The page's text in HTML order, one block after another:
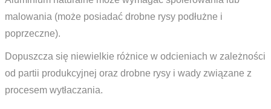
malowania (może posiadać drobne rysy podłużne i
poprzeczne).
Dopuszcza się niewielkie różnice w odcieniach w zależności
od partii produkcyjnej oraz drobne rysy i wady związane z
procesem wytłaczania.